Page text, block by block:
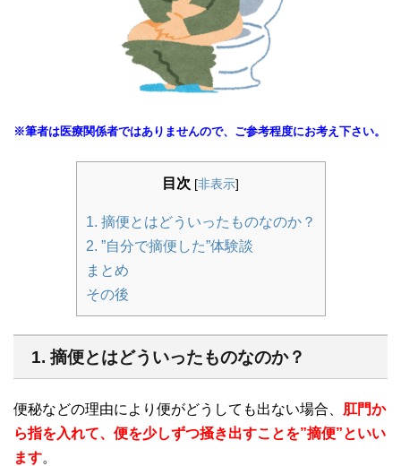
※筆者は医療関係者ではありませんので、ご参考程度にお考え下さい。
目次 [非表示]
1. 摘便とはどういったものなのか？
2. ”自分で摘便した”体験談
まとめ
その後
1. 摘便とはどういったものなのか？
便秘などの理由により便がどうしても出ない場合、 肛門か
ら指を入れて、便を少しずつ掻き出すことを”摘便”といい
ます。